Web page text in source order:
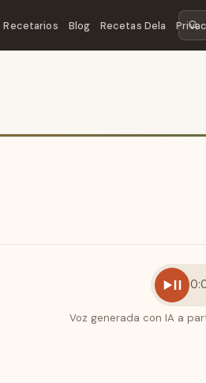
Recetarios Blog Recetas Dela
Voz generada con IA a